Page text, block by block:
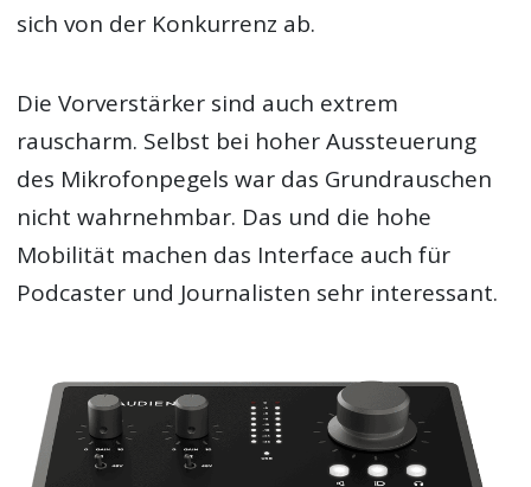
sich von der Konkurrenz ab.
Die Vorverstärker sind auch extrem
rauscharm. Selbst bei hoher Aussteuerung
des Mikrofonpegels war das Grundrauschen
nicht wahrnehmbar. Das und die hohe
Mobilität machen das Interface auch für
Podcaster und Journalisten sehr interessant.